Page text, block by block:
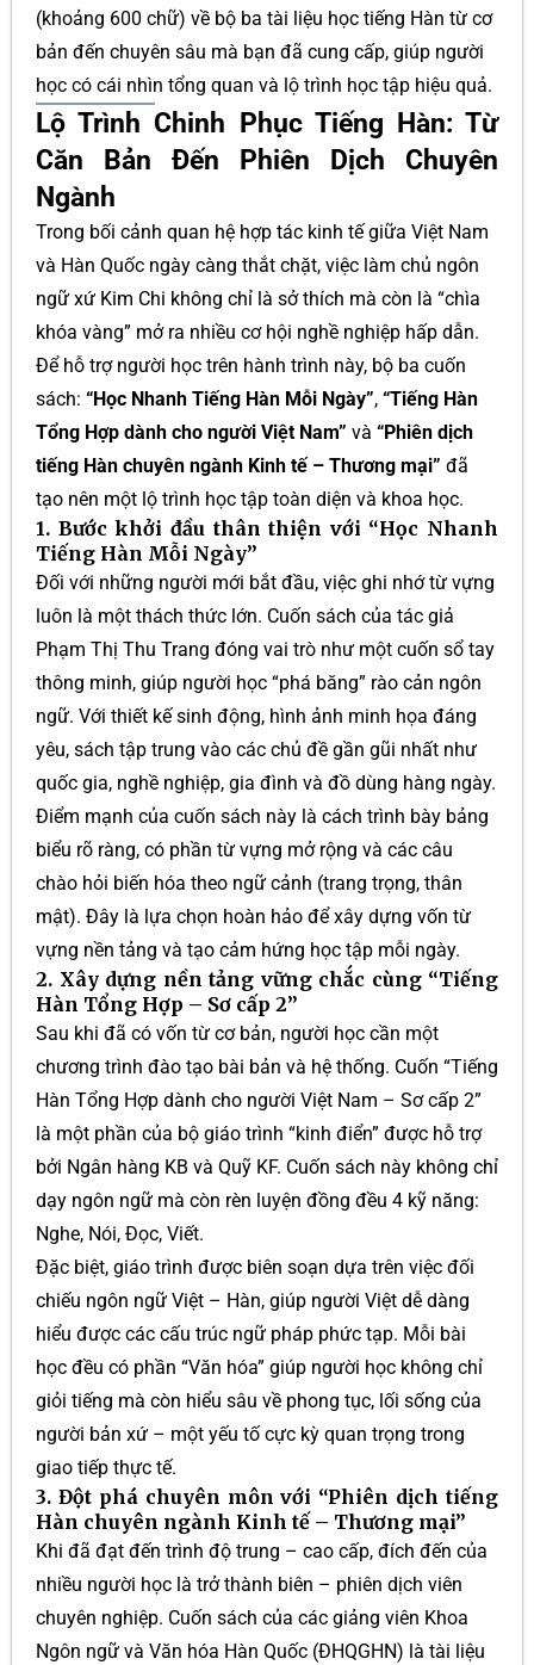
(khoảng 600 chữ) về bộ ba tài liệu học tiếng Hàn từ cơ
bản đến chuyên sâu mà bạn đã cung cấp, giúp người
học có cái nhìn tổng quan và lộ trình học tập hiệu quả.
Lộ Trình Chinh Phục Tiếng Hàn: Từ
Căn Bản Đến Phiên Dịch Chuyên
Ngành
Trong bối cảnh quan hệ hợp tác kinh tế giữa Việt Nam
và Hàn Quốc ngày càng thắt chặt, việc làm chủ ngôn
ngữ xứ Kim Chi không chỉ là sở thích mà còn là “chìa
khóa vàng” mở ra nhiều cơ hội nghề nghiệp hấp dẫn.
Để hỗ trợ người học trên hành trình này, bộ ba cuốn
sách: “Học Nhanh Tiếng Hàn Mỗi Ngày”, “Tiếng Hàn
Tổng Hợp dành cho người Việt Nam” và “Phiên dịch
tiếng Hàn chuyên ngành Kinh tế – Thương mại” đã
tạo nên một lộ trình học tập toàn diện và khoa học.
1. Bước khởi đầu thân thiện với “Học Nhanh
Tiếng Hàn Mỗi Ngày”
Đối với những người mới bắt đầu, việc ghi nhớ từ vựng
luôn là một thách thức lớn. Cuốn sách của tác giả
Phạm Thị Thu Trang đóng vai trò như một cuốn sổ tay
thông minh, giúp người học “phá băng” rào cản ngôn
ngữ. Với thiết kế sinh động, hình ảnh minh họa đáng
yêu, sách tập trung vào các chủ đề gần gũi nhất như
quốc gia, nghề nghiệp, gia đình và đồ dùng hàng ngày.
Điểm mạnh của cuốn sách này là cách trình bày bảng
biểu rõ ràng, có phần từ vựng mở rộng và các câu
chào hỏi biến hóa theo ngữ cảnh (trang trọng, thân
mật). Đây là lựa chọn hoàn hảo để xây dựng vốn từ
vựng nền tảng và tạo cảm hứng học tập mỗi ngày.
2. Xây dựng nền tảng vững chắc cùng “Tiếng
Hàn Tổng Hợp – Sơ cấp 2”
Sau khi đã có vốn từ cơ bản, người học cần một
chương trình đào tạo bài bản và hệ thống. Cuốn “Tiếng
Hàn Tổng Hợp dành cho người Việt Nam – Sơ cấp 2”
là một phần của bộ giáo trình “kinh điển” được hỗ trợ
bởi Ngân hàng KB và Quỹ KF. Cuốn sách này không chỉ
dạy ngôn ngữ mà còn rèn luyện đồng đều 4 kỹ năng:
Nghe, Nói, Đọc, Viết.
Đặc biệt, giáo trình được biên soạn dựa trên việc đối
chiếu ngôn ngữ Việt – Hàn, giúp người Việt dễ dàng
hiểu được các cấu trúc ngữ pháp phức tạp. Mỗi bài
học đều có phần “Văn hóa” giúp người học không chỉ
giỏi tiếng mà còn hiểu sâu về phong tục, lối sống của
người bản xứ – một yếu tố cực kỳ quan trọng trong
giao tiếp thực tế.
3. Đột phá chuyên môn với “Phiên dịch tiếng
Hàn chuyên ngành Kinh tế – Thương mại”
Khi đã đạt đến trình độ trung – cao cấp, đích đến của
nhiều người học là trở thành biên – phiên dịch viên
chuyên nghiệp. Cuốn sách của các giảng viên Khoa
Ngôn ngữ và Văn hóa Hàn Quốc (ĐHQGHN) là tài liệu